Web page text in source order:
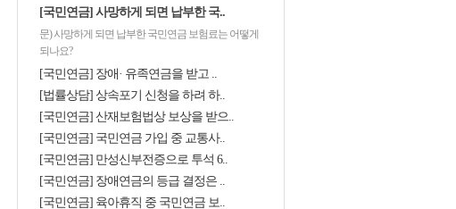
[국민연금] 사망하게 되면 납부한 국..
문) 사망하게 되면 납부한 국민연금 보험료는 어떻게
되나요?
[국민연금] 장애· 유족연금을 받고 ..
[법률상담] 상속포기 신청을 하려 하..
[국민연금] 산재보험법상 보상을 받으..
[국민연금] 국민연금 가입 중 교통사..
[국민연금] 만성신부전증으로 투석 6..
[국민연금] 장애연금의 등급 결정은 ..
[국민연금] 육아휴직 중 국민연금 보..